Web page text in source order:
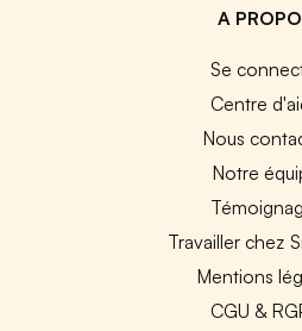
A
Se
Centre
Nous
Notre
Travailler chez
Mentions
CGU &